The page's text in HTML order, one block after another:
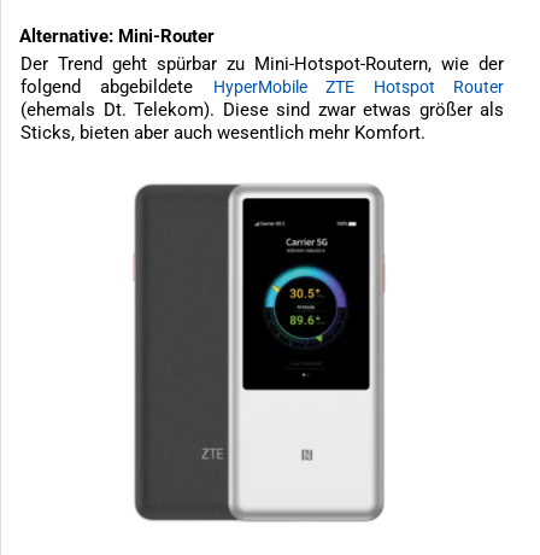
Alternative: Mini-Router
Der Trend geht spürbar zu Mini-Hotspot-Routern, wie der
folgend abgebildete
HyperMobile ZTE Hotspot Router
(ehemals Dt. Telekom). Diese sind zwar etwas größer als
Sticks, bieten aber auch wesentlich mehr Komfort.